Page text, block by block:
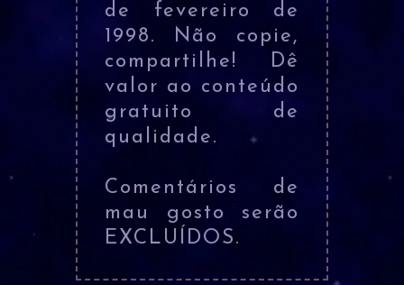
de fevereiro de
1998. Não copie,
compartilhe! Dê
valor ao conteúdo
gratuito de
qualidade.
Comentários de
mau gosto serão
EXCLUÍDOS.